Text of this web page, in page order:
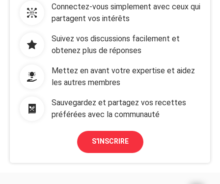
Connectez-vous simplement avec ceux qui
partagent vos intérêts
Suivez vos discussions facilement et
obtenez plus de réponses
Mettez en avant votre expertise et aidez
les autres membres
Sauvegardez et partagez vos recettes
préférées avec la communauté
S'INSCRIRE